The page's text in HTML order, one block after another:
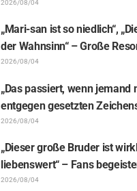
zu einer Frieren-Plüschfigur,
Ausstellungs-Mimik steckt:
Nach dem Ende der Reise“
2026/08/04
„Mari-san ist so niedlich“,
der Wahnsinn“ – Große
Enthüllung von Hidenori
wunderschöner Zeichnung
Figuren aus „Neon Genesis
Plugsuit
2026/08/04
„Das passiert, wenn jemand
entgegen gesetzten
– Fans begeistert von der
Illustration des „Yowamushi
Schöpfers für „Jaadugar: A
2026/08/04
„Dieser große Bruder ist
liebenswert“ – Fans
Illustrationen zur „JUJUTSU
2026/08/04